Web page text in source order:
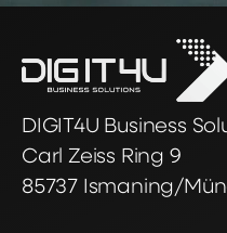
DIGIT4U Business
Carl Zeiss Ring 9
85737 Ismaning/